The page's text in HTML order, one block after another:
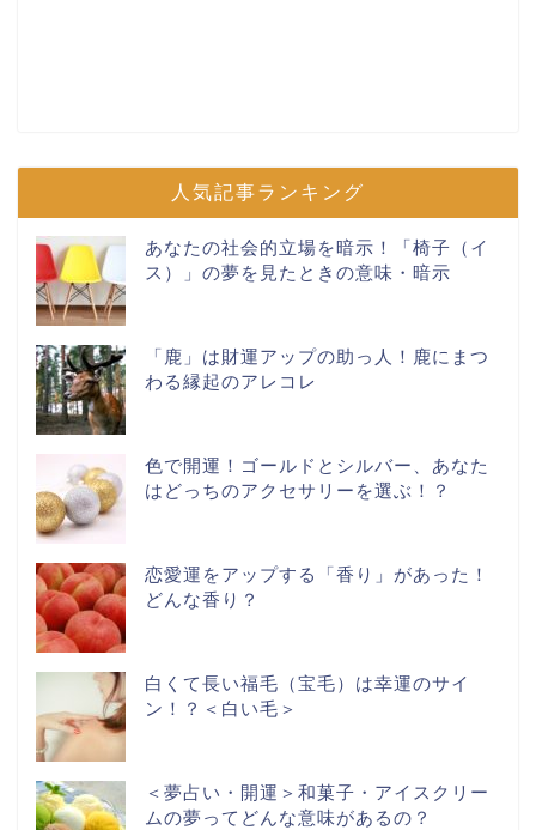
人気記事ランキング
あなたの社会的立場を暗示！「椅子（イ
ス）」の夢を見たときの意味・暗示
「鹿」は財運アップの助っ人！鹿にまつ
わる縁起のアレコレ
色で開運！ゴールドとシルバー、あなた
はどっちのアクセサリーを選ぶ！？
恋愛運をアップする「香り」があった！
どんな香り？
白くて長い福毛（宝毛）は幸運のサイ
ン！？＜白い毛＞
＜夢占い・開運＞和菓子・アイスクリー
ムの夢ってどんな意味があるの？